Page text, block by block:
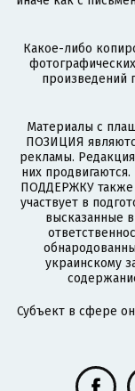
Какое-либо
произведений
Материалы с
ПОЗИЦИЯ
рекламы.
них
ПОДДЕРЖКУ также
участвует в
высказанные
украинскому
Субъект в сфере